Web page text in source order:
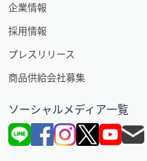
企業情報
採用情報
プレスリリース
商品供給会社募集
ソーシャルメディア一覧